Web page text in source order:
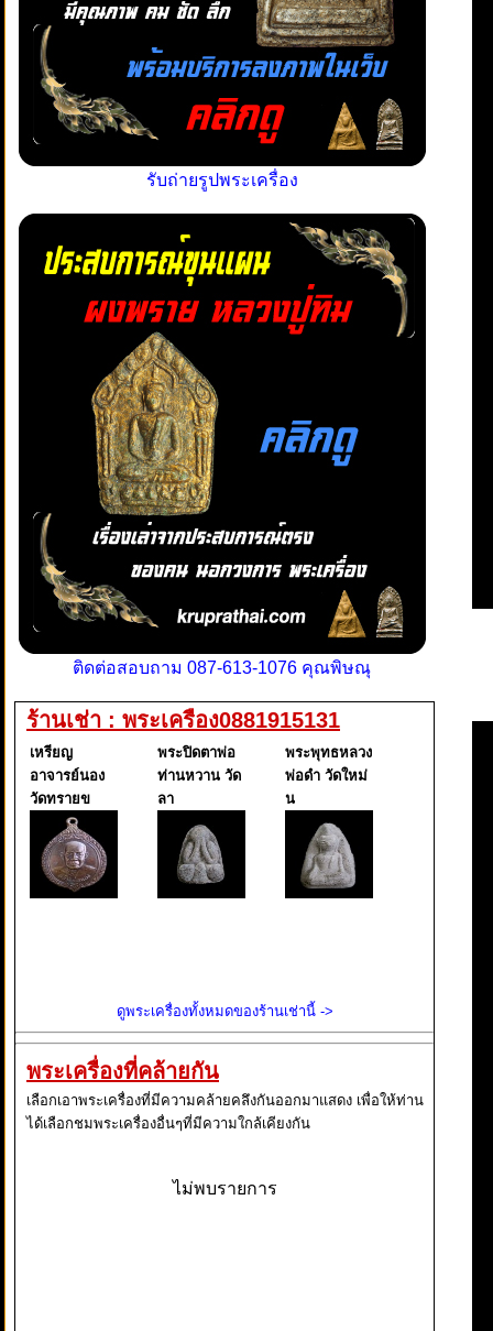
รับถ่ายรูปพระเครื่อง
ติดต่อสอบถาม 087-613-1076 คุณพิษณุ
ร้านเช่า : พระเครือง0881915131
เหรียญ
อาจารย์นอง
วัดทรายข
พระปิดตาพ่อ
ท่านหวาน วัด
ลา
พระพุทธหลวง
พ่อดำ วัดใหม่
น
ดูพระเครื่องทั้งหมดของร้านเช่านี้ ->
พระเครื่องที่คล้ายกัน
เลือกเอาพระเครื่องที่มีความคล้ายคลึงกันออกมาแสดง เพื่อให้ท่าน
ได้เลือกชมพระเครื่องอื่นๆที่มีความใกล้เคียงกัน
ไม่พบรายการ